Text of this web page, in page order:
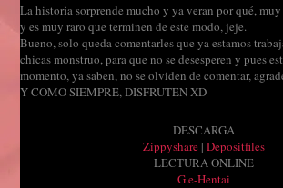
La historia sorprende mucho y ya veran por qué,
y es muy raro que terminen de este modo, jeje.
Bueno, solo queda comentarles que ya estamos
chicas monstruo, para que no se desesperen y pues
momento, ya saben, no se olviden de comentar,
Y COMO SIEMPRE, DISFRUTEN XD
DESCARGA
Zippyshare | Depositfiles
LECTURA ONLINE
G.e-Hentai